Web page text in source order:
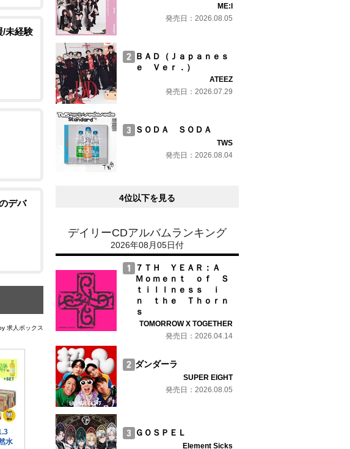
/未経験
デバ
求人ボックス
ME:I
発売日：2026.08.05
ＢＡＤ（Ｊａｐａｎｅｓ
ｅ Ｖｅｒ．）
ATEEZ
発売日：2026.07.29
ＳＯＤＡ ＳＯＤＡ
TWS
発売日：2026.08.04
4位以下を見る
デイリーCDアルバムランキング
2026年08月05日付
７ＴＨ ＹＥＡＲ：Ａ
Ｍｏｍｅｎｔ ｏｆ Ｓ
ｔｉｌｌｎｅｓｓ ｉ
ｎ ｔｈｅ Ｔｈｏｒｎ
ｓ
TOMORROW X TOGETHER
発売日：2026.04.14
ダンダーラ
SUPER EIGHT
発売日：2026.08.05
ＧＯＳＰＥＬ
Element Sicks